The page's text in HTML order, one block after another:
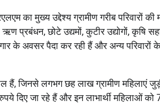
का मुख्य उद्देश्य ग्रामीण गरीब परिवारों
छोटे उद्यमों, कुटीर उद्योगों, कृषि
के अवसर पैदा कर रही हैं और अन्य परिवारों
हैं, जिनसे लगभग छह लाख ग्रामीण महिलाएं
दिए जा रहे हैं और इन लाभार्थी महिलाओं